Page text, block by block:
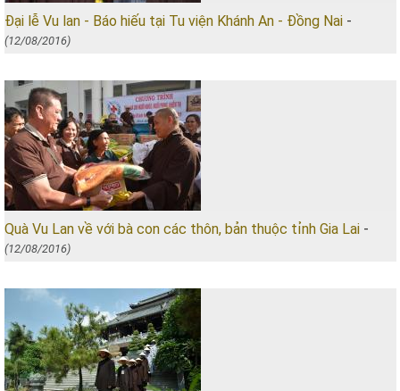
Đại lễ Vu lan - Báo hiếu tại Tu viện Khánh An - Đồng Nai -
(12/08/2016)
Quà Vu Lan về với bà con các thôn, bản thuộc tỉnh Gia Lai -
(12/08/2016)